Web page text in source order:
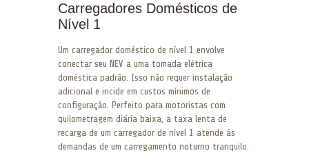
Carregadores Domésticos de
Nível 1
Um carregador doméstico de nível 1 envolve
conectar seu NEV a uma tomada elétrica
doméstica padrão. Isso não requer instalação
adicional e incide em custos mínimos de
configuração. Perfeito para motoristas com
quilometragem diária baixa, a taxa lenta de
recarga de um carregador de nível 1 atende às
demandas de um carregamento noturno tranquilo.